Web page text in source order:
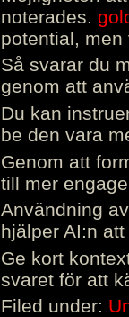
noterades.
potential, men
Så svarar du
genom att
Du kan
be den vara
Genom att
till mer
Användning
hjälper AI:n
Ge kort
svaret för att
Filed under: